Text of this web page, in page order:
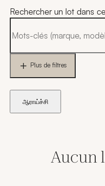
Rechercher un lot dans
Plus de filtres
ஆராய்ச்சி
Aucun